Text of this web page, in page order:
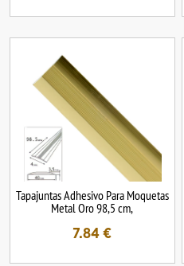
Tapajuntas Adhesivo Para Moquetas
Metal Oro 98,5 cm,
7.84 €